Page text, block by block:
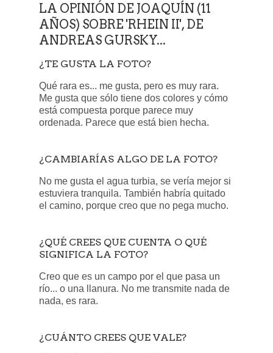
LA OPINIÓN DE JOAQUÍN (11
AÑOS) SOBRE 'RHEIN II', DE
ANDREAS GURSKY...
¿TE GUSTA LA FOTO?
Qué rara es... me gusta, pero es muy rara.
Me gusta que sólo tiene dos colores y cómo
está compuesta porque parece muy
ordenada. Parece que está bien hecha.
¿CAMBIARÍAS ALGO DE LA FOTO?
No me gusta el agua turbia, se vería mejor si
estuviera tranquila. También habría quitado
el camino, porque creo que no pega mucho.
¿QUÉ CREES QUE CUENTA O QUÉ
SIGNIFICA LA FOTO?
Creo que es un campo por el que pasa un
río... o una llanura. No me transmite nada de
nada, es rara.
¿CUÁNTO CREES QUE VALE?